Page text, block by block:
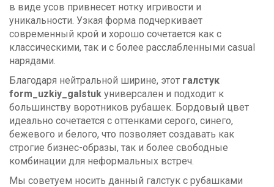
в виде усов привнесет нотку игривости и
уникальности. Узкая форма подчеркивает
современный крой и хорошо сочетается как с
классическими, так и с более расслабленными casual
нарядами.
Благодаря нейтральной ширине, этот галстук
form_uzkiy_galstuk универсален и подходит к
большинству воротников рубашек. Бордовый цвет
идеально сочетается с оттенками серого, синего,
бежевого и белого, что позволяет создавать как
строгие бизнес-образы, так и более свободные
комбинации для неформальных встреч.
Мы советуем носить данный галстук с рубашками